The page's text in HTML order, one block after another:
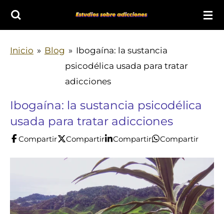
al
Inicio » Blog » Ibogaína: la sustancia
psicodélica usada para tratar
adicciones
Ibogaína: la sustancia psicodélica
usada para tratar adicciones
Compartir Compartir Compartir Compartir